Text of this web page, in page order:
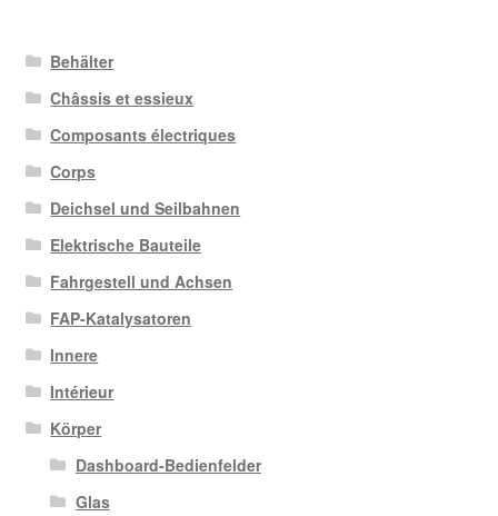
Behälter
Châssis et essieux
Composants électriques
Corps
Deichsel und Seilbahnen
Elektrische Bauteile
Fahrgestell und Achsen
FAP-Katalysatoren
Innere
Intérieur
Körper
Dashboard-Bedienfelder
Glas